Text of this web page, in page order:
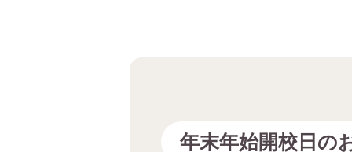
年末年始開校日の